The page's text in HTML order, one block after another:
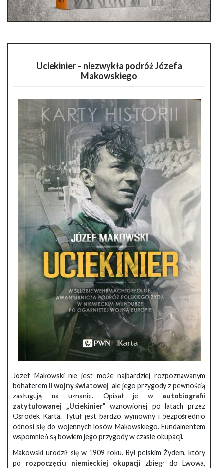
Uciekinier – niezwykła podróż Józefa
Makowskiego
Józef Makowski nie jest może najbardziej rozpoznawanym
bohaterem II wojny światowej, ale jego przygody z pewnością
zasługują na uznanie. Opisał je w autobiografii
zatytułowanej „Uciekinier” wznowionej po latach przez
Ośrodek Karta. Tytuł jest bardzo wymowny i bezpośrednio
odnosi się do wojennych losów Makowskiego. Fundamentem
wspomnień są bowiem jego przygody w czasie okupacji.
Makowski urodził się w 1909 roku. Był polskim Żydem, który
po rozpoczęciu niemieckiej okupacji
zbiegł do Lwowa,